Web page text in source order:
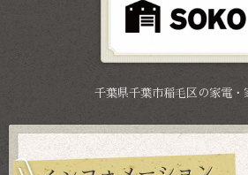
千葉県千葉市稲毛区の家電・